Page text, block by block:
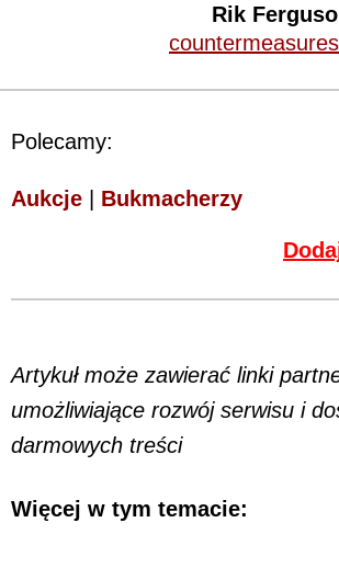
Rik
Polecamy:
Aukcje | Bukmacherzy
Artykuł może zawierać linki
umożliwiające rozwój serwisu i
darmowych treści
Więcej w tym temacie: